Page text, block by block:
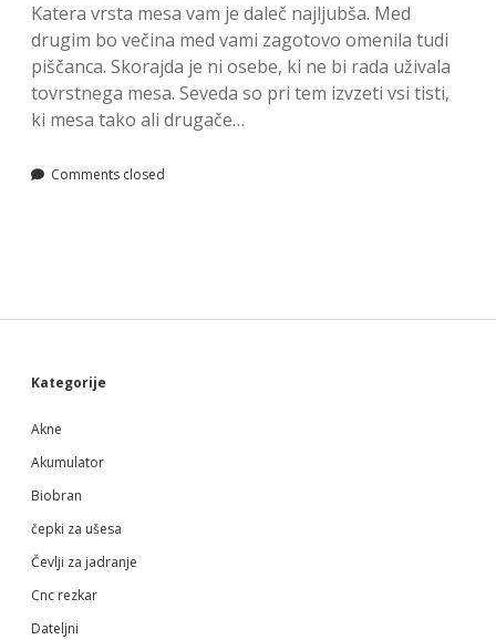
Katera vrsta mesa vam je daleč najljubša. Med
drugim bo večina med vami zagotovo omenila tudi
piščanca. Skorajda je ni osebe, ki ne bi rada uživala
tovrstnega mesa. Seveda so pri tem izvzeti vsi tisti,
ki mesa tako ali drugače…
Comments closed
Sidebar
Kategorije
Akne
Akumulator
Biobran
čepki za ušesa
Čevlji za jadranje
Cnc rezkar
Dateljni